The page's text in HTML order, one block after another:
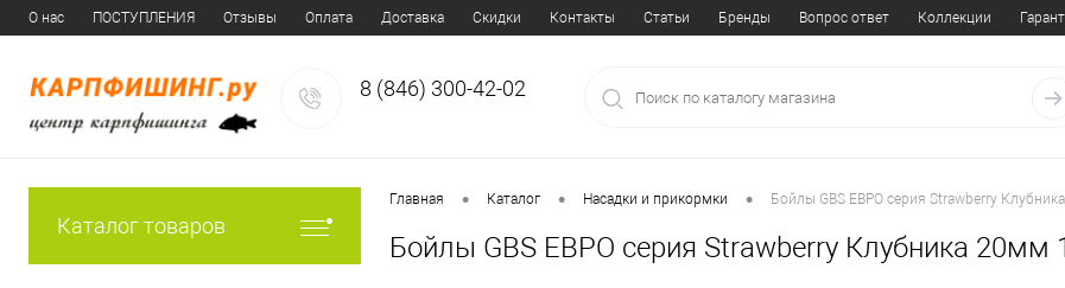
О нас ПОСТУПЛЕНИЯ Отзывы Оплата Доставка Скидки Контакты Статьи Бренды Вопрос ответ Коллекции
8 (846) 300-42-02
Каталог товаров
Главная • Каталог • Насадки и прикормки • Бойлы GBS ЕВРО серия Strawberry
Бойлы GBS ЕВРО серия Strawberry Клубника 20мм